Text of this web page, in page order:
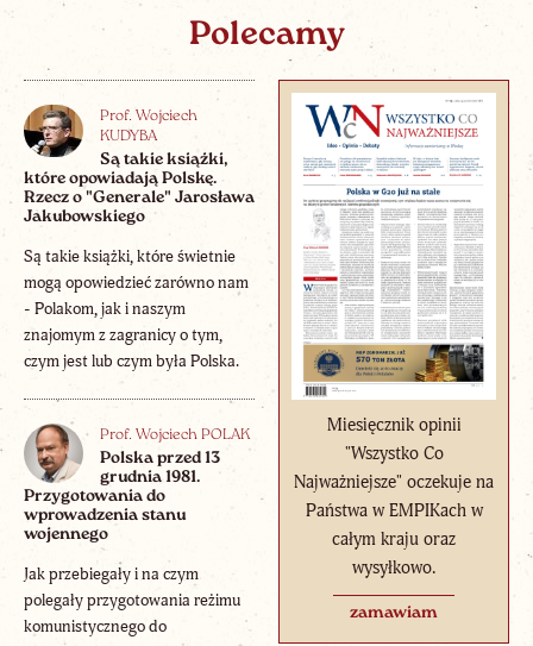
Polecamy
Miesięcznik opinii
"Wszystko Co
Najważniejsze" oczekuje na
Państwa w EMPIKach w
całym kraju oraz
wysyłkowo.
zamawiam
Prof. Wojciech
KUDYBA
Są takie książki,
które opowiadają Polskę.
Rzecz o "Generale" Jarosława
Jakubowskiego
Są takie książki, które świetnie
mogą opowiedzieć zarówno nam
- Polakom, jak i naszym
znajomym z zagranicy o tym,
czym jest lub czym była Polska.
Prof. Wojciech POLAK
Polska przed 13
grudnia 1981.
Przygotowania do
wprowadzenia stanu
wojennego
Jak przebiegały i na czym
polegały przygotowania reżimu
komunistycznego do